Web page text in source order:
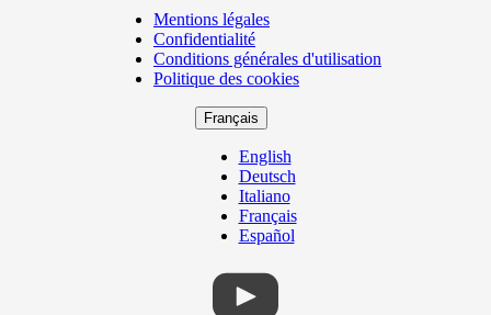
Copyright
Footer
Mentions légales
Confidentialité
Conditions générales d'utilisation
Politique des cookies
Français
English
Deutsch
Italiano
Français
Español